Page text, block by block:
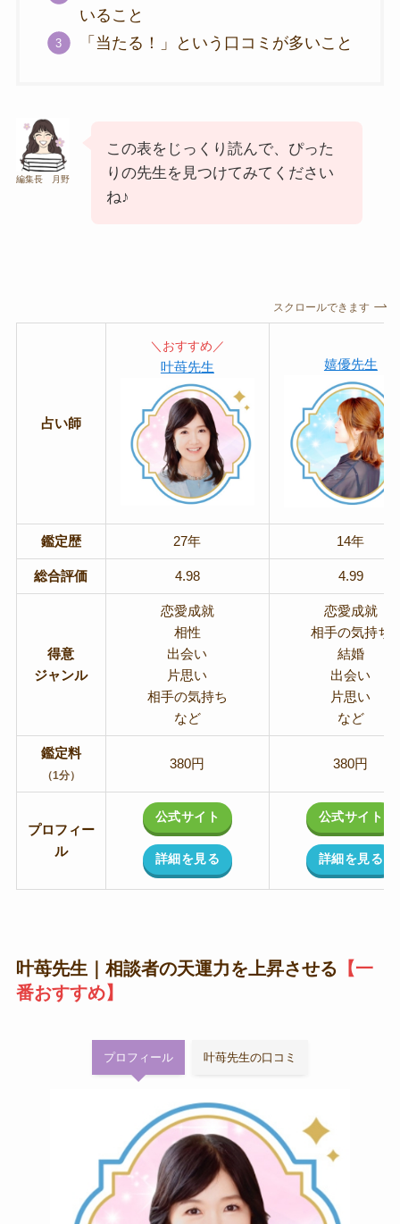
いること
「当たる！」という口コミが多いこと
編集長 月野
この表をじっくり読んで、ぴった
りの先生を見つけてみてください
ね♪
スクロールできます
占い師
＼おすすめ／
叶苺先生 嬉優先生
鑑定歴 27年 14年
総合評価 4.98 4.99
得意
ジャンル
恋愛成就
相性
出会い
片思い
相手の気持ち
など
恋愛成就
相手の気持ち
結婚
出会い
片思い
など
鑑定料
（1分）
380円 380円
プロフィー
ル
公式サイト
詳細を見る
公式サイト
詳細を見る
叶苺先生｜相談者の天運力を上昇させる 【一
番おすすめ】
プロフィール 叶苺先生の口コミ